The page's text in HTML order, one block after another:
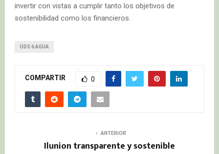
invertir con vistas a cumplir tanto los objetivos de
sostenibilidad como los financieros.
ODS 6 AGUA
COMPARTIR 0
ANTERIOR
Ilunion transparente y sostenible